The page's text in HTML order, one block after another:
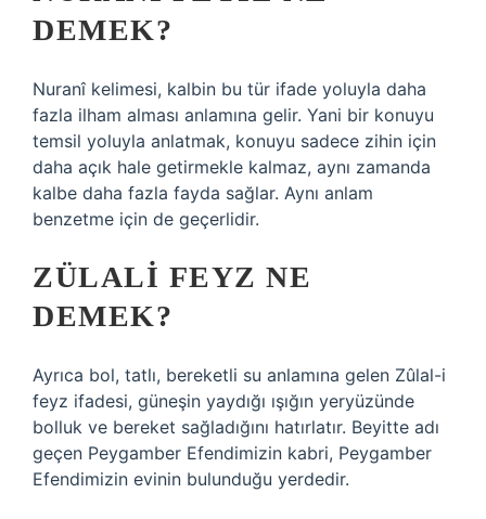
DEMEK?
Nuranî kelimesi, kalbin bu tür ifade yoluyla daha
fazla ilham alması anlamına gelir. Yani bir konuyu
temsil yoluyla anlatmak, konuyu sadece zihin için
daha açık hale getirmekle kalmaz, aynı zamanda
kalbe daha fazla fayda sağlar. Aynı anlam
benzetme için de geçerlidir.
ZÜLALI FEYZ NE
DEMEK?
Ayrıca bol, tatlı, bereketli su anlamına gelen Zûlal-i
feyz ifadesi, güneşin yaydığı ışığın yeryüzünde
bolluk ve bereket sağladığını hatırlatır. Beyitte adı
geçen Peygamber Efendimizin kabri, Peygamber
Efendimizin evinin bulunduğu yerdedir.